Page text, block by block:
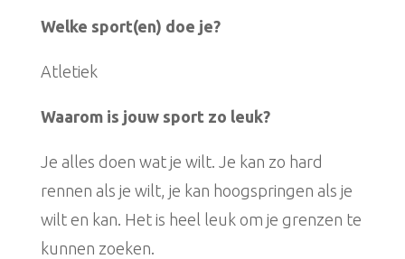
Welke sport(en) doe je?
Atletiek
Waarom is jouw sport zo leuk?
Je alles doen wat je wilt. Je kan zo hard
rennen als je wilt, je kan hoogspringen als je
wilt en kan. Het is heel leuk om je grenzen te
kunnen zoeken.